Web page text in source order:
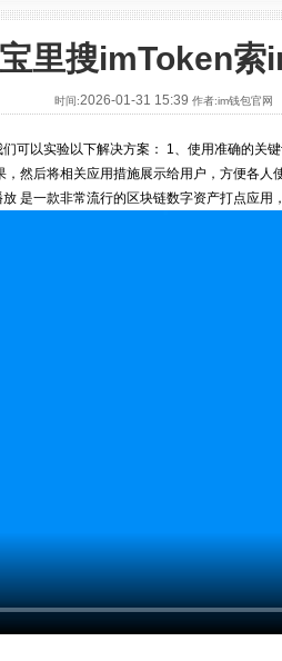
里搜imToken索
时间:2026-01-31 15:39 作者:im钱包官网
可以实验以下解决方案： 1、使用准确的关
然后将相关应用措施展示给用户，方便各人
是一款非常流行的区块链数字资产打点应用，